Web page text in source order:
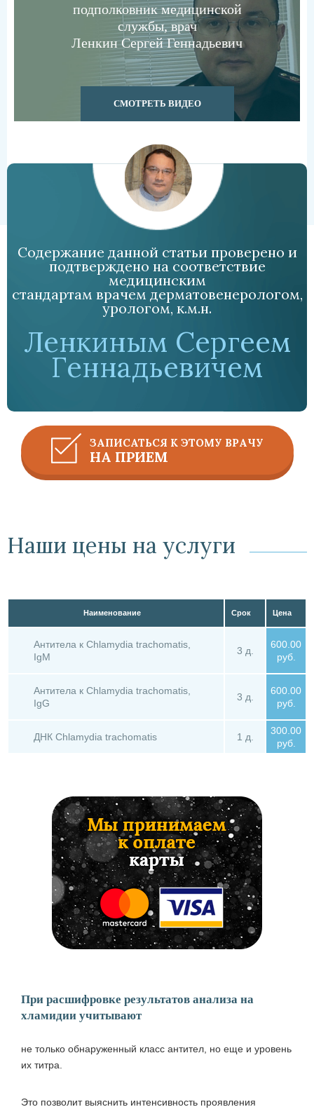
подполковник медицинской
службы, врач
Ленкин Сергей Геннадьевич
СМОТРЕТЬ ВИДЕО
Содержание данной статьи проверено и
подтверждено на соответствие
медицинским
стандартам врачем дерматовенерологом,
урологом, к.м.н.
Ленкиным Сергеем
Геннадьевичем
ЗАПИСАТЬСЯ К ЭТОМУ ВРАЧУ
НА ПРИЕМ
Наши цены на услуги
Наименование Срок Цена
Антитела к Chlamydia trachomatis,
IgM
3 д.
600.00
руб.
Антитела к Chlamydia trachomatis,
IgG
3 д.
600.00
руб.
ДНК Chlamydia trachomatis 1 д.
300.00
руб.
При расшифровке результатов анализа на
хламидии учитывают
не только обнаруженный класс антител, но еще и уровень
их титра.
Это позволит выяснить интенсивность проявления